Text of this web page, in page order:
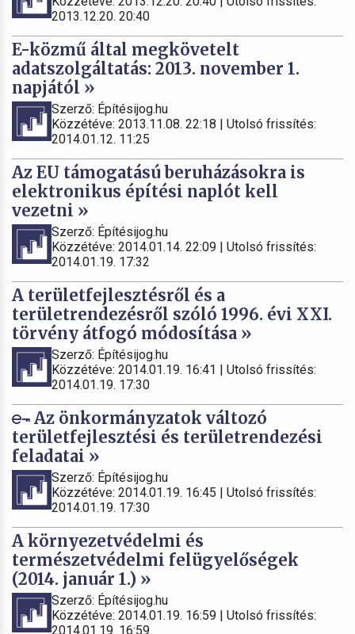
2013.12.20. 20:40
E-közmű által megkövetelt
adatszolgáltatás: 2013. november 1.
napjától »
Szerző: Építésijog.hu
Közzétéve: 2013.11.08. 22:18 | Utolsó frissítés:
2014.01.12. 11:25
Az EU támogatású beruházásokra is
elektronikus építési naplót kell
vezetni »
Szerző: Építésijog.hu
Közzétéve: 2014.01.14. 22:09 | Utolsó frissítés:
2014.01.19. 17:32
A területfejlesztésről és a
területrendezésről szóló 1996. évi XXI.
törvény átfogó módosítása »
Szerző: Építésijog.hu
Közzétéve: 2014.01.19. 16:41 | Utolsó frissítés:
2014.01.19. 17:30
Az önkormányzatok változó
területfejlesztési és területrendezési
feladatai »
Szerző: Építésijog.hu
Közzétéve: 2014.01.19. 16:45 | Utolsó frissítés:
2014.01.19. 17:30
A környezetvédelmi és
természetvédelmi felügyelőségek
(2014. január 1.) »
Szerző: Építésijog.hu
Közzétéve: 2014.01.19. 16:59 | Utolsó frissítés:
2014.01.19. 16:59